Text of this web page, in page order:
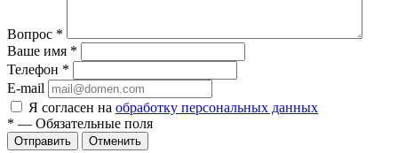
Вопрос *
Ваше имя *
Телефон *
E-mail
Я согласен на обработку персональных данных
* — Обязательные поля
Отменить